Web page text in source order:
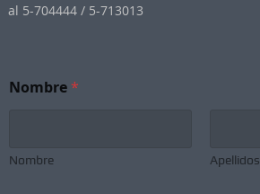
al 5-704444 / 5-713013
Nombre*
Nombre Apellidos